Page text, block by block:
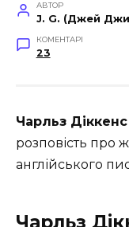
АВТОР
J. G. (Джей
КОМЕНТАРІ
23
Чарльз
розповість про
англійського
Чарльз